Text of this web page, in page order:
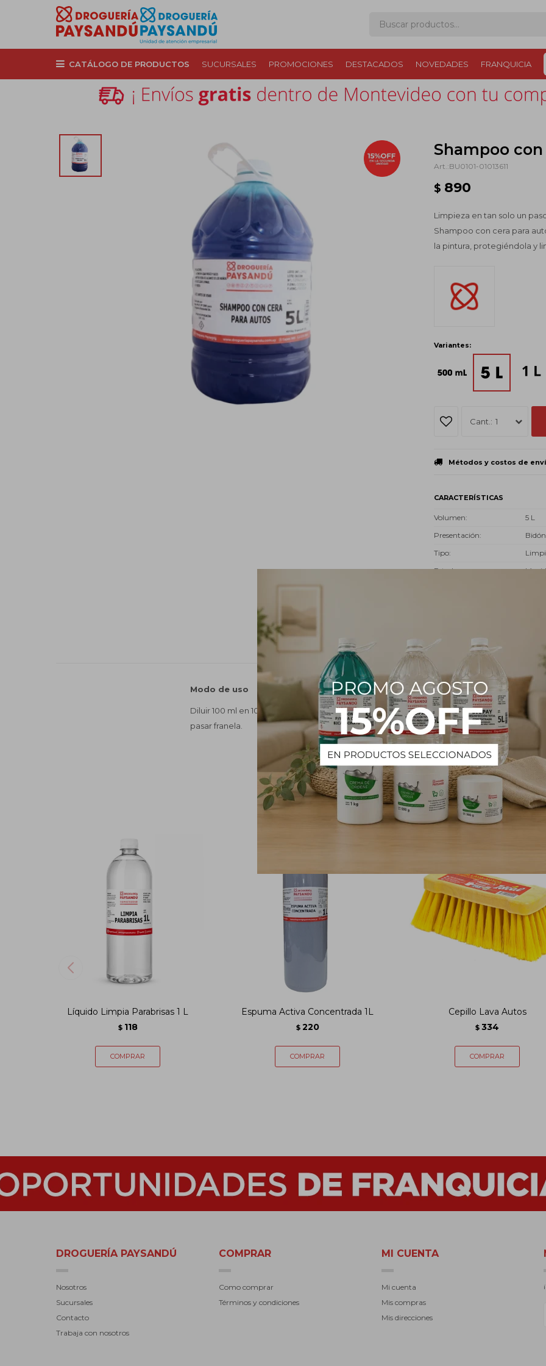
CATÁLOGO DE PRODUCTOS SUCURSALES PROMOCIONES DESTACADOS NOVEDADES FRANQUICIA
Shampoo con
BU0101-01013611
$ 890
Limpieza en tan solo un
Shampoo con cera para
la pintura, protegiéndola y
Variantes:
1
Métodos y costos de
CARACTERÍSTICAS
Volumen
5 L
Presentación
Bidón
Tipo
Estado
Descripción
Modo de uso
Diluir 100 ml en 10 L de agua. Aplicar por trapeado o esponja y enjuagar. Para lograr un
pasar franela.
PRODUCTOS QUE TE PUEDEN INTERESAR
Líquido Limpia Parabrisas 1 L
$ 118
Espuma Activa Concentrada 1L
$ 220
Cepillo Lava Autos
$ 334
DROGUERÍA PAYSANDÚ
Nosotros
Sucursales
Contacto
Trabaja con nosotros
COMPRAR
Como comprar
Términos y condiciones
MI CUENTA
Mi cuenta
Mis compras
Mis direcciones